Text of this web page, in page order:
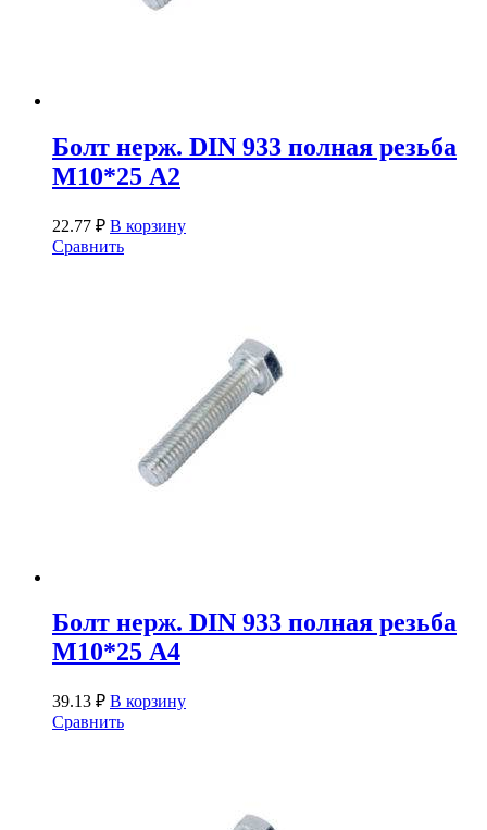
Болт нерж. DIN 933 полная резьба
М10*25 А2
22.77 ₽ В корзину
Сравнить
Болт нерж. DIN 933 полная резьба
М10*25 А4
39.13 ₽ В корзину
Сравнить